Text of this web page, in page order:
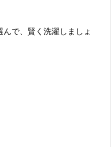
で、賢く洗濯しましょ